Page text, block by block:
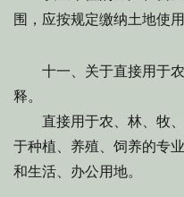
围，应按规定缴纳土地使用
十一、关于直接用于农
释。
直接用于农、林、牧、
于种植、养殖、饲养的专
和生活、办公用地。